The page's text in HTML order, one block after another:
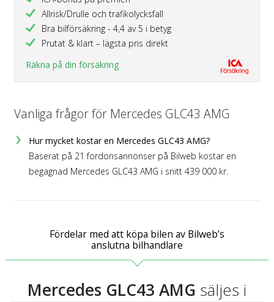
Allrisk/Drulle och trafikolycksfall
Bra bilförsäkring - 4,4 av 5 i betyg
Prutat & klart – lägsta pris direkt
Räkna på din försäkring
Vanliga frågor för Mercedes GLC43 AMG
Hur mycket kostar en Mercedes GLC43 AMG?
Baserat på 21 fordonsannonser på Bilweb kostar en
begagnad Mercedes GLC43 AMG i snitt 439 000 kr.
Fördelar med att köpa bilen av Bilweb’s
anslutna bilhandlare
Mercedes GLC43 AMG säljes i